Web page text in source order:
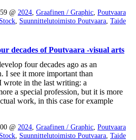
@ 2024 Graafinen / Graphic Poutvaara
Suunnittelutoimisto Poutvaara Taide
decades of Poutvaara -visual arts
four decades ago as an
I see it more important than
wrote in the last writing: a
a special profession, but it is more
work, in this case for example
@ 2024 Graafinen / Graphic Poutvaara
Suunnittelutoimisto Poutvaara Taide